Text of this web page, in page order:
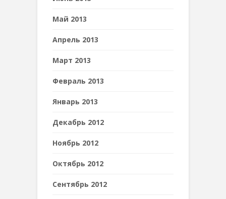
Май 2013
Апрель 2013
Март 2013
Февраль 2013
Январь 2013
Декабрь 2012
Ноябрь 2012
Октябрь 2012
Сентябрь 2012